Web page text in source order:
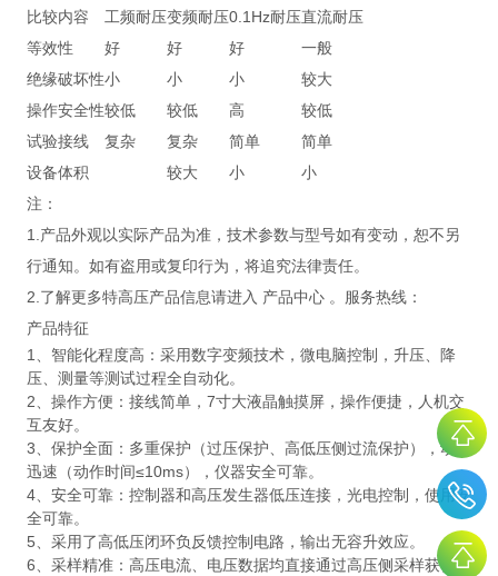
比较内容
工频耐压变频耐压0.1Hz耐压直流耐压
等效性
好 好 好
一般
绝缘破坏性小 小 小
较大
操作安全性较低 较低 高
较低
试验接线
复杂 复杂 简单
简单
设备体积
较大 小
小
注：
1.产品外观以实际产品为准，技术参数与型号如有变动，恕不另
行通知。如有盗用或复印行为，将追究法律责任。
2.了解更多特高压产品信息请进入 产品中心 。服务热线：
产品特征
1、智能化程度高：采用数字变频技术，微电脑控制，升压、降
压、测量等测试过程全自动化。
2、操作方便：接线简单，7寸大液晶触摸屏，操作便捷，人机交
互友好。
3、保护全面：多重保护（过压保护、高低压侧过流保护），动作
迅速（动作时间≤10ms），仪器安全可靠。
4、安全可靠：控制器和高压发生器低压连接，光电控制，使用安
全可靠。
5、采用了高低压闭环负反馈控制电路，输出无容升效应。
6、采样精准：高压电流、电压数据均直接通过高压侧采样获得，